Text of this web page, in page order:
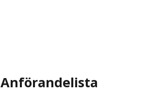
Anförandelista